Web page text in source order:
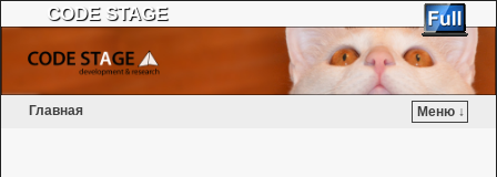
CODE STAGE
Главная Меню ↓